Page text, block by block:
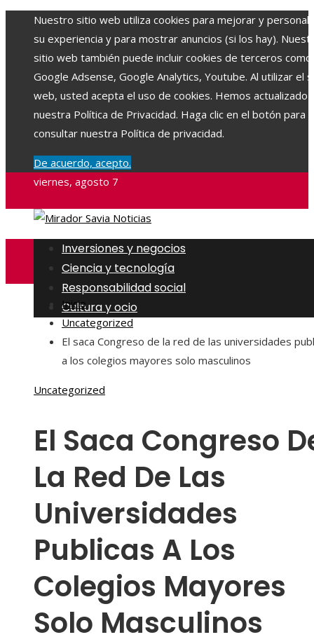
Nuestro sitio web utiliza cookies para mejorar y
su experiencia y para mostrar anuncios (si los hay).
sitio web también puede incluir cookies de terceros como
Google Adsense, Google Analytics, Youtube. Al utilizar el
web, usted acepta el uso de cookies. Hemos actualizado
nuestra Política de Privacidad. Haga clic en el botón para
consultar nuestra Política de privacidad.
De acuerdo, acepto.
viernes, agosto 7
Inversiones y negocios
Ciencia y tecnología
Responsabilidad social
Cultura y ocio
Inicio
Uncategorized
El saca Congreso de la red de las universidades
a los colegios mayores solo masculinos
Uncategorized
El Saca Congreso
La Red De Las
Universidades
Publicas A Los
Colegios Mayores
Solo Masculinos